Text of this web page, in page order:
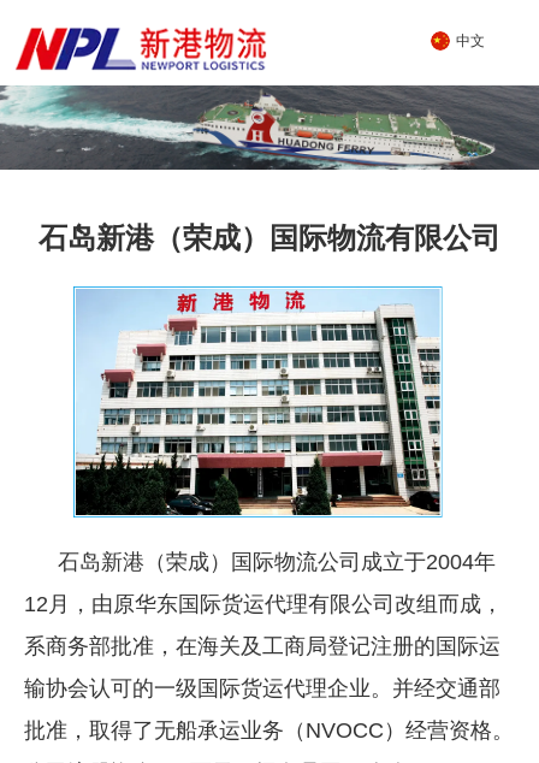
中文
公司简介
石岛新港（荣成）国际物流有限公司
石岛新港（荣成）国际物流公司成立于2004年
12月，由原华东国际货运代理有限公司改组而成，
系商务部批准，在海关及工商局登记注册的国际运
输协会认可的一级国际货运代理企业。并经交通部
批准，取得了无船承运业务（NVOCC）经营资格。